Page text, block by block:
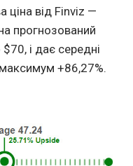
ціна від Finviz —
прогнозований
і дає середні
+86,27%.